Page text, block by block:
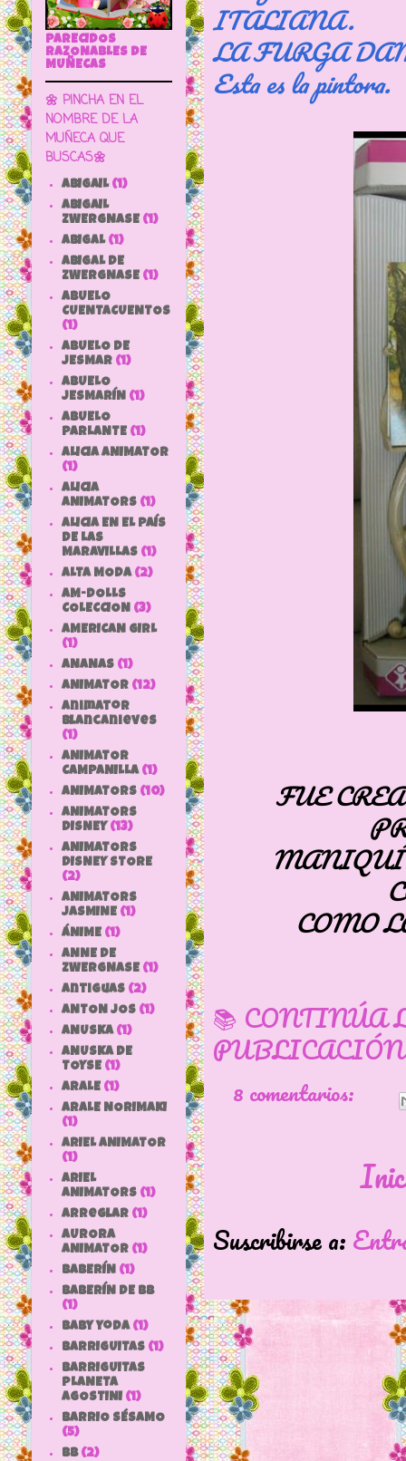
ITALIANA.
LA FURGA
Esta es la pintora.
FUE
MANIQUÍ
COMO
📚 CONTINÚA
8 comentarios:
Suscribirse a:
PARECIDOS
RAZONABLES DE
MUÑECAS
🌼 PINCHA EN EL
NOMBRE DE LA
MUÑECA QUE
BUSCAS🌼
ABIGAIL (1)
ABIGAIL
ZWERGNASE (1)
ABIGAL (1)
ABIGAL DE
ZWERGNASE (1)
ABUELO
CUENTACUENTOS
(1)
ABUELO DE
JESMAR (1)
ABUELO
JESMARÍN (1)
ABUELO
PARLANTE (1)
ALICIA ANIMATOR
(1)
ALICIA
ANIMATORS (1)
ALICIA EN EL PAÍS
DE LAS
MARAVILLAS (1)
ALTA MODA (2)
AM-DOLLS
COLECCION (3)
AMERICAN GIRL
(1)
ANANAS (1)
ANIMATOR (12)
animator
blancanieves
(1)
ANIMATOR
CAMPANILLA (1)
ANIMATORS (10)
ANIMATORS
DISNEY (13)
ANIMATORS
DISNEY STORE
(2)
ANIMATORS
JASMINE (1)
ÁNIME (1)
ANNE DE
ZWERGNASE (1)
antiguas (2)
ANTON JOS (1)
ANUSKA (1)
ANUSKA DE
TOYSE (1)
ARALE (1)
ARALE NORIMAKI
(1)
ARIEL ANIMATOR
(1)
ARIEL
ANIMATORS (1)
arreglar (1)
AURORA
ANIMATOR (1)
BABERÍN (1)
BABERÍN DE BB
(1)
baby yoda (1)
BARRIGUITAS (1)
BARRIGUITAS
PLANETA
AGOSTINI (1)
BARRIO SÉSAMO
(5)
bb (2)